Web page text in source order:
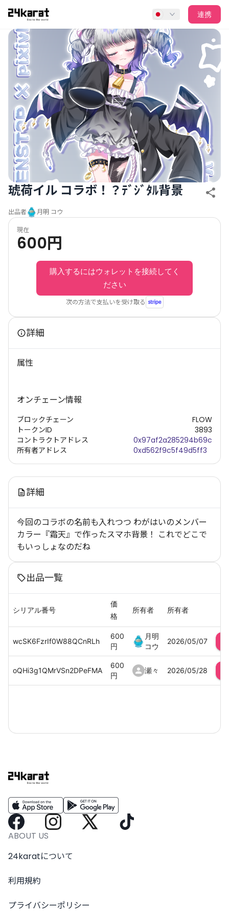
琥荷イル コラボ！？ﾃﾞｼﾞﾀﾙ背景
連携
琥荷イル コラボ！？ﾃﾞｼﾞﾀﾙ背景
出品者 月明 コウ
現在
600円
購入するにはウォレットを接続してく
ださい
次の方法で支払いを受け取る
詳細
属性
オンチェーン情報
ブロックチェーン
トークンID
コントラクトアドレス
所有者アドレス
FLOW
3893
0x97af2a285294b69c
0xd562f9c5f49d5ff3
詳細
今回のコラボの名前も入れつつ わがはいのメンバー
カラー『霜天』で作ったスマホ背景！ これでどこで
もいっしょなのだね
出品一覧
シリアル番号
価
格
所有者 所有者
wcSK6FzrIf0W88QCnRLh
600
円
月明
コウ
2026/05/07
oQHi3g1QMrVSn2DPeFMA
600
円
瀬々 2026/05/28
ABOUT US
24karatについて
利用規約
プライバシーポリシー